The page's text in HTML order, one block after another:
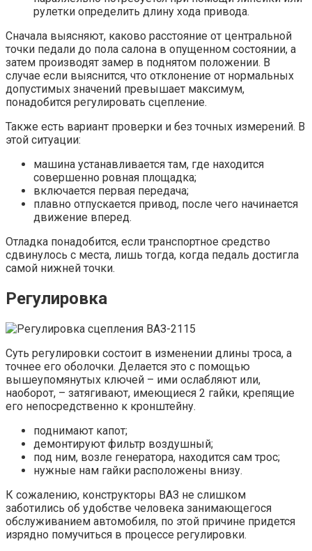
рулетки определить длину хода привода.
Сначала выясняют, каково расстояние от центральной
точки педали до пола салона в опущенном состоянии, а
затем производят замер в поднятом положении. В
случае если выяснится, что отклонение от нормальных
допустимых значений превышает максимум,
понадобится регулировать сцепление.
Также есть вариант проверки и без точных измерений. В
этой ситуации:
машина устанавливается там, где находится
совершенно ровная площадка;
включается первая передача;
плавно отпускается привод, после чего начинается
движение вперед.
Отладка понадобится, если транспортное средство
сдвинулось с места, лишь тогда, когда педаль достигла
самой нижней точки.
Регулировка
Суть регулировки состоит в изменении длины троса, а
точнее его оболочки. Делается это с помощью
вышеупомянутых ключей – ими ослабляют или,
наоборот, – затягивают, имеющиеся 2 гайки, крепящие
его непосредственно к кронштейну.
поднимают капот;
демонтируют фильтр воздушный;
под ним, возле генератора, находится сам трос;
нужные нам гайки расположены внизу.
К сожалению, конструкторы ВАЗ не слишком
заботились об удобстве человека занимающегося
обслуживанием автомобиля, по этой причине придется
изрядно помучиться в процессе регулировки.